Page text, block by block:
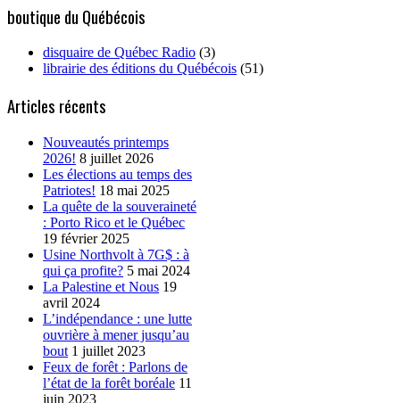
boutique du Québécois
disquaire de Québec Radio (3)
librairie des éditions du Québécois (51)
Articles récents
Nouveautés printemps
2026! 8 juillet 2026
Les élections au temps des
Patriotes! 18 mai 2025
La quête de la souveraineté
: Porto Rico et le Québec
19 février 2025
Usine Northvolt à 7G$ : à
qui ça profite? 5 mai 2024
La Palestine et Nous 19
avril 2024
L’indépendance : une lutte
ouvrière à mener jusqu’au
bout 1 juillet 2023
Feux de forêt : Parlons de
l’état de la forêt boréale 11
juin 2023